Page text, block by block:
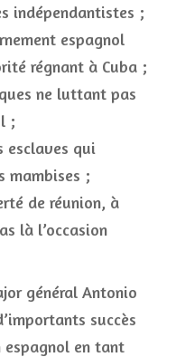
indépendantistes ;
espagnol
régnant à Cuba ;
ne luttant pas
;
esclaves qui
mambises ;
de réunion, à
là l’occasion
général Antonio
succès
espagnol en tant